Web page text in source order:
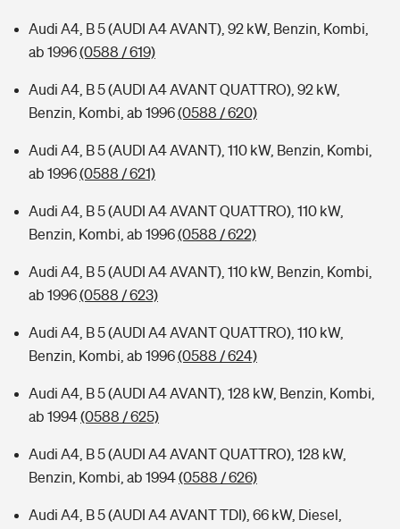
Audi A4, B 5 (AUDI A4 AVANT), 92 kW, Benzin, Kombi,
ab 1996(0588 / 619)
Audi A4, B 5 (AUDI A4 AVANT QUATTRO), 92 kW,
Benzin, Kombi, ab 1996(0588 / 620)
Audi A4, B 5 (AUDI A4 AVANT), 110 kW, Benzin, Kombi,
ab 1996(0588 / 621)
Audi A4, B 5 (AUDI A4 AVANT QUATTRO), 110 kW,
Benzin, Kombi, ab 1996(0588 / 622)
Audi A4, B 5 (AUDI A4 AVANT), 110 kW, Benzin, Kombi,
ab 1996(0588 / 623)
Audi A4, B 5 (AUDI A4 AVANT QUATTRO), 110 kW,
Benzin, Kombi, ab 1996(0588 / 624)
Audi A4, B 5 (AUDI A4 AVANT), 128 kW, Benzin, Kombi,
ab 1994(0588 / 625)
Audi A4, B 5 (AUDI A4 AVANT QUATTRO), 128 kW,
Benzin, Kombi, ab 1994(0588 / 626)
Audi A4, B 5 (AUDI A4 AVANT TDI), 66 kW, Diesel,